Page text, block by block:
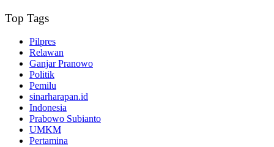
Top Tags
Pilpres
Relawan
Ganjar Pranowo
Politik
Pemilu
sinarharapan.id
Indonesia
Prabowo Subianto
UMKM
Pertamina